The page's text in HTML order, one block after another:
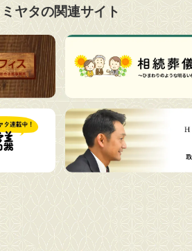
ミヤタの関連サイト